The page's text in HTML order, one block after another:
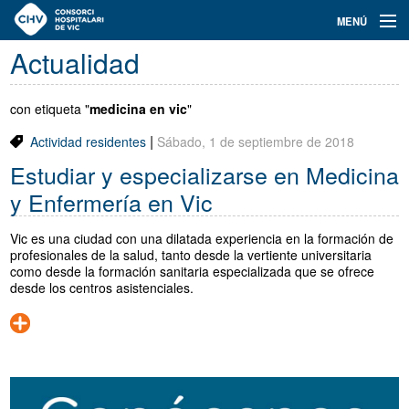
Navegación
principal
MENÚ
Actualidad
Conoce el Consorci
Especialidades
Oferta de plazas
Contacto
Buscador
Actualidad
con etiqueta "medicina en vic"
Actividad residentes| Sábado, 1 de septiembre de 2018
Estudiar y especializarse en Medicina
y Enfermería en Vic
Vic es una ciudad con una dilatada experiencia en la formación de
profesionales de la salud, tanto desde la vertiente universitaria
como desde la formación sanitaria especializada que se ofrece
desde los centros asistenciales.
Navegación